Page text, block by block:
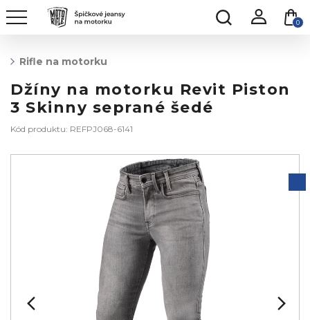
0
Rifle na motorku
Džíny na motorku Revit Piston
3 Skinny seprané šedé
Kód produktu: REFPJ068-6141